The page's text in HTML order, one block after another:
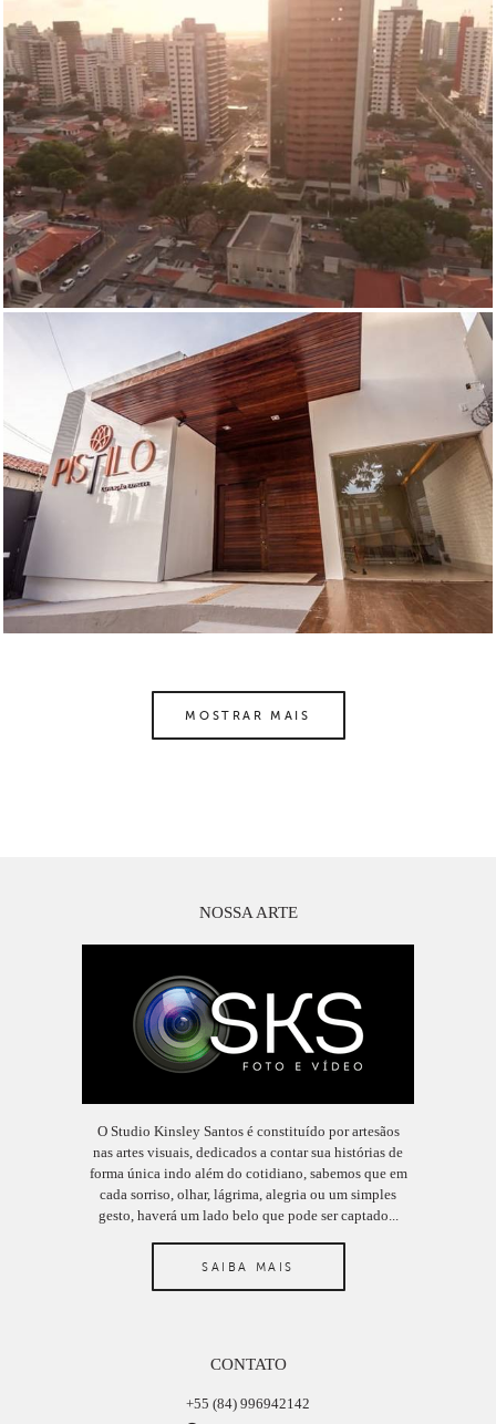
MOSTRAR MAIS
NOSSA ARTE
O Studio Kinsley Santos é constituído por artesãos
nas artes visuais, dedicados a contar sua histórias de
forma única indo além do cotidiano, sabemos que em
cada sorriso, olhar, lágrima, alegria ou um simples
gesto, haverá um lado belo que pode ser captado...
SAIBA MAIS
CONTATO
+55 (84) 996942142